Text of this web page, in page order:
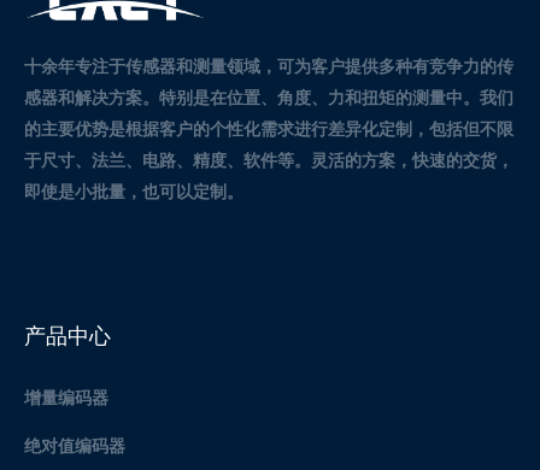
十余年专注于传感器和测量领域，可为客户提供多种有竞争力的传
感器和解决方案。 特别是在位置、角度、力和扭矩的测量中。 我们
的主要优势是根据客户的个性化需求进行差异化定制，包括但不限
于尺寸、法兰、电路、精度、软件等。灵活的方案，快速的交货，
即使是小批量，也可以定制。
产品中心
增量编码器
绝对值编码器